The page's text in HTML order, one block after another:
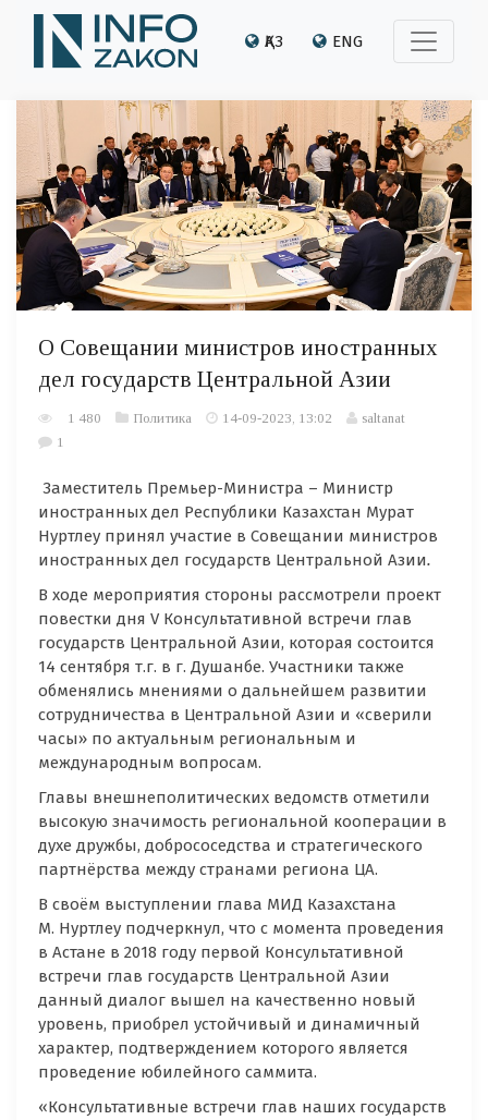
ҚАЗ ENG
О Совещании министров иностранных
дел государств Центральной Азии
1 480 Политика 14-09-2023, 13:02
saltanat
1
Заместитель Премьер-Министра – Министр
иностранных дел Республики Казахстан Мурат
Нуртлеу принял участие в Совещании министров
иностранных дел государств Центральной Азии.
В ходе мероприятия стороны рассмотрели проект
повестки дня V Консультативной встречи глав
государств Центральной Азии, которая состоится
14 сентября т.г. в г. Душанбе. Участники также
обменялись мнениями о дальнейшем развитии
сотрудничества в Центральной Азии и «сверили
часы» по актуальным региональным и
международным вопросам.
Главы внешнеполитических ведомств отметили
высокую значимость региональной кооперации в
духе дружбы, добрососедства и стратегического
партнёрства между странами региона ЦА.
В своём выступлении глава МИД Казахстана
М. Нуртлеу подчеркнул, что с момента проведения
в Астане в 2018 году первой Консультативной
встречи глав государств Центральной Азии
данный диалог вышел на качественно новый
уровень, приобрел устойчивый и динамичный
характер, подтверждением которого является
проведение юбилейного саммита.
«Консультативные встречи глав наших государств